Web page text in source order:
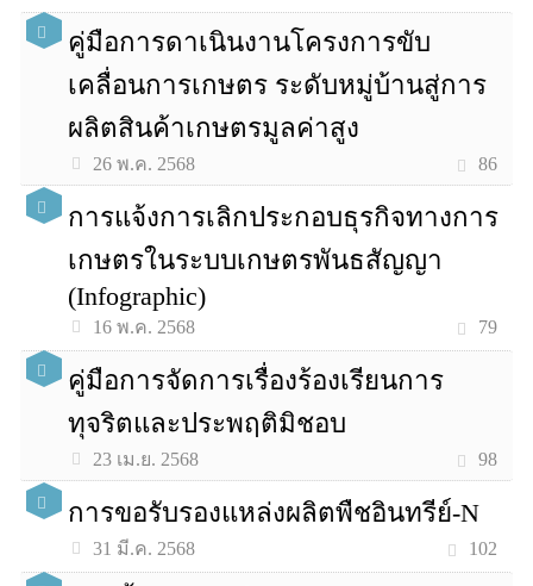
คู่มือการดาเนินงานโครงการขับ
เคลื่อนการเกษตร ระดับหมู่บ้านสู่การ
ผลิตสินค้าเกษตรมูลค่าสูง
26 พ.ค. 2568 86
การแจ้งการเลิกประกอบธุรกิจทางการ
เกษตรในระบบเกษตรพันธสัญญา
(Infographic)
16 พ.ค. 2568 79
คู่มือการจัดการเรื่องร้องเรียนการ
ทุจริตและประพฤติมิชอบ
23 เม.ย. 2568 98
การขอรับรองแหล่งผลิตพืชอินทรีย์-N
31 มี.ค. 2568 102